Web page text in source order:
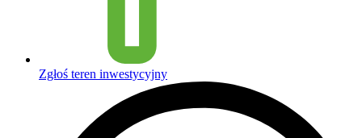
Zgłoś teren inwestycyjny